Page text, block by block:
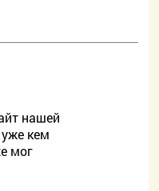
нашей
кем
мог